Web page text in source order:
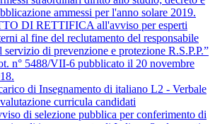
ammessi per l'anno solare 2019.
DI RETTIFICA all'avviso per esperti
al fine del reclutamento del responsabile
servizio di prevenzione e protezione R.S.P.P.”
n° 5488/VII-6 pubblicato il 20 novembre
di Insegnamento di italiano L2 - Verbale
curricula candidati
di selezione pubblica per conferimento di